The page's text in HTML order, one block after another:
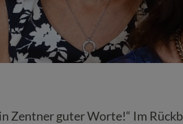
Zentner guter Worte!“ Im